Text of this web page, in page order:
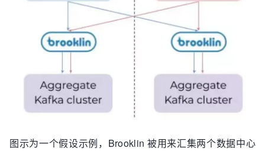
图示为一个假设示例，Brooklin 被用来汇集两个数据中心